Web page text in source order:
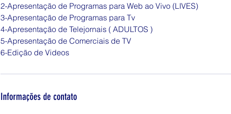
2-Apresentação de Programas para Web ao Vivo (LIVES)
3-Apresentação de Programas para Tv
4-Apresentação de Telejornais ( ADULTOS )
5-Apresentação de Comerciais de TV
6-Edição de Videos
Informações de contato